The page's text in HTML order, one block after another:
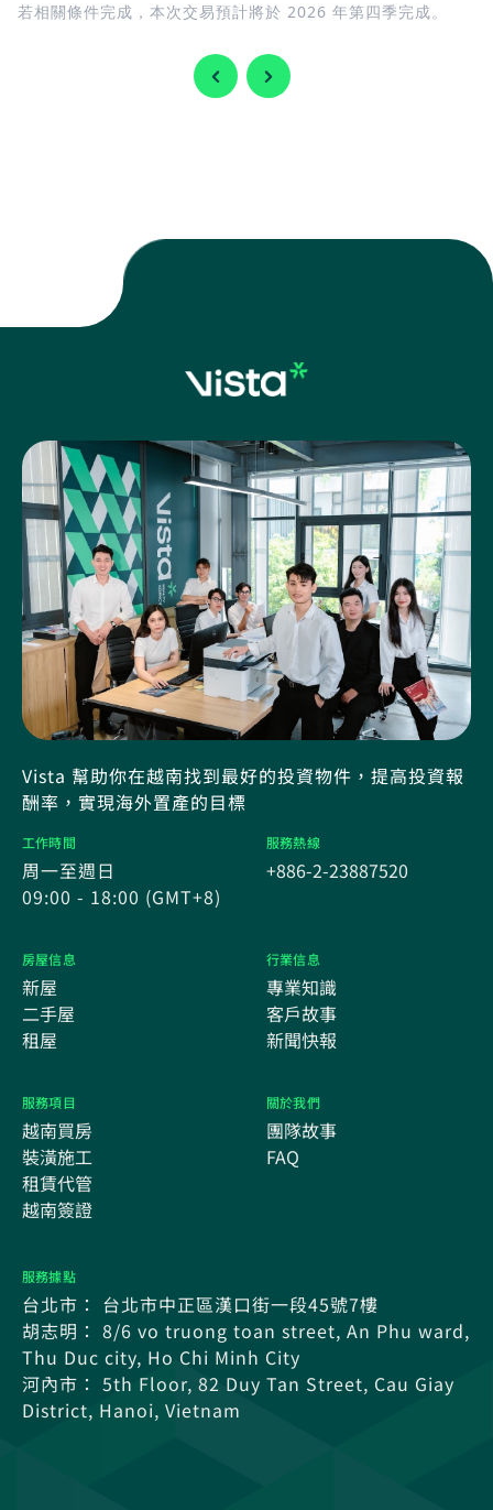
若相關條件完成，本次交易預計將於 2026 年第四季完成。
Vista 幫助你在越南找到最好的投資物件，提高投資報
酬率，實現海外置產的目標
工作時間
周一至週日
09:00 - 18:00 (GMT+8)
服務熱線
+886-2-23887520
房屋信息
新屋
二手屋
租屋
行業信息
專業知識
客戶故事
新聞快報
服務項目
越南買房
裝潢施工
租賃代管
越南簽證
關於我們
團隊故事
FAQ
服務據點
台北市： 台北市中正區漢口街一段45號7樓
胡志明： 8/6 vo truong toan street, An Phu ward,
Thu Duc city, Ho Chi Minh City
河內市： 5th Floor, 82 Duy Tan Street, Cau Giay
District, Hanoi, Vietnam